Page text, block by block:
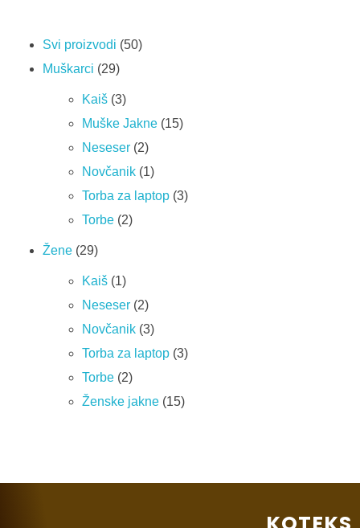
Svi proizvodi 50
Muškarci 29
Kaiš 3
Muške Jakne 15
Neseser 2
Novčanik 1
Torba za laptop 3
Torbe 2
Žene 29
Kaiš 1
Neseser 2
Novčanik 3
Torba za laptop 3
Torbe 2
Ženske jakne 15